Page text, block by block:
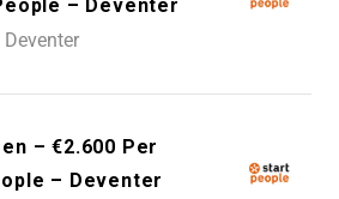
– Deventer
Deventer
– €2.600 Per
– Deventer